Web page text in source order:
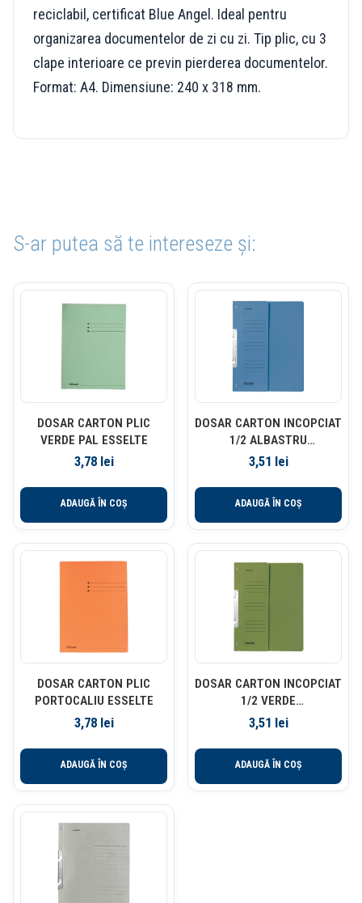
reciclabil, certificat Blue Angel. Ideal pentru
organizarea documentelor de zi cu zi. Tip plic, cu 3
clape interioare ce previn pierderea documentelor.
Format: A4. Dimensiune: 240 x 318 mm.
S-ar putea să te intereseze și:
DOSAR CARTON PLIC
VERDE PAL ESSELTE
3,78 lei
ADAUGĂ ÎN COȘ
DOSAR CARTON INCOPCIAT
1/2 ALBASTRU
FALKEN/EXACOMPTA
3,51 lei
ADAUGĂ ÎN COȘ
DOSAR CARTON PLIC
PORTOCALIU ESSELTE
3,78 lei
ADAUGĂ ÎN COȘ
DOSAR CARTON INCOPCIAT
1/2 VERDE
FALKEN/EXACOMPTA
3,51 lei
ADAUGĂ ÎN COȘ